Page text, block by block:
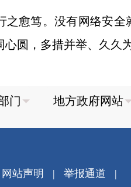
笃。没有网络安全
心圆，多措并举、久久
网站声明 | 举报通道 |